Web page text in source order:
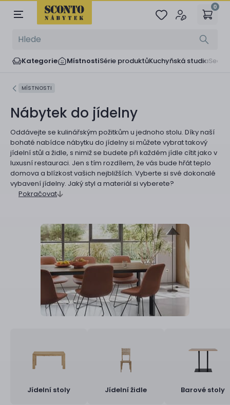
0
Kategorie MístnostiSérie produktůKuchyňská studia
MÍSTNOSTI
Nábytek do jídelny
Oddávejte se kulinářským požitkům u jednoho stolu. Díky naší
bohaté nabídce nábytku do jídelny si můžete vybrat takový
jídelní stůl a židle, s nimiž se budete při každém jídle cítit jako v
luxusní restauraci. Jen s tím rozdílem, že vás bude hřát teplo
domova a blízkost vašich nejbližších. Vyberte si své dokonalé
vybavení jídelny. Jaký styl a materiál si vyberete?
Pokračovat
Jídelní stoly Jídelní židle Barové stoly